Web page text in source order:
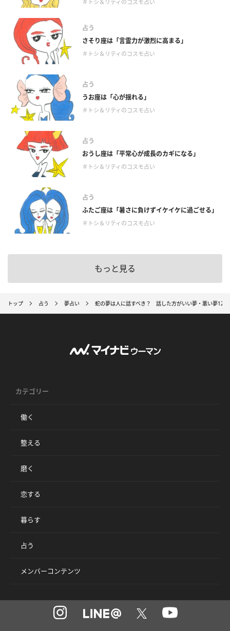
＃トシ＆リティのコスモ占い
占う
さそり座は「言霊力が激烈に高まる」
＃トシ＆リティのコスモ占い
占う
うお座は「心が揺れる」
＃トシ＆リティのコスモ占い
占う
おうし座は「平常心が成長のカギになる」
＃トシ＆リティのコスモ占い
占う
ふたご座は「暑さに負けずイケイケに過ごせる」
＃トシ＆リティのコスモ占い
もっと見る
トップ 占う 夢占い 蛇の夢は人に話すべき？ 話した方がいい夢・悪い夢12選
カテゴリー
働く
整える
磨く
恋する
暮らす
占う
メンバーコンテンツ